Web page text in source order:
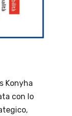
Konyha
con lo